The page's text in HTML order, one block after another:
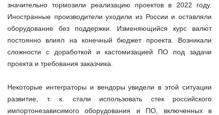
значительно тормозили реализацию проектов в 2022 году.
Иностранные производители уходили из России и оставляли
оборудование без поддержки. Изменяющийся курс валют
постоянно влиял на конечный бюджет проекта. Возникали
сложности с доработкой и кастомизацией ПО под задачи
проекта и требования заказчика.
Некоторые интеграторы и вендоры увидели в этой ситуации
развитие, т. к. стали использовать стек российского
импортонезависимого оборудования и ПО, включенных в